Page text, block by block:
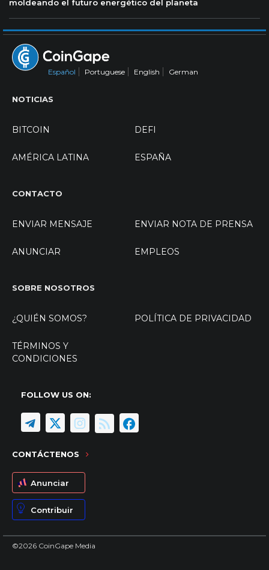
moldeando el futuro energético del planeta
Español Portuguese English German
NOTICIAS
BITCOIN DEFI
AMÉRICA LATINA ESPAÑA
CONTACTO
ENVIAR MENSAJE ENVIAR NOTA DE PRENSA
ANUNCIAR EMPLEOS
SOBRE NOSOTROS
¿QUIÉN SOMOS? POLÍTICA DE PRIVACIDAD
TÉRMINOS Y
CONDICIONES
FOLLOW US ON:
CONTÁCTENOS
Anunciar
Contribuir
©2026 CoinGape Media